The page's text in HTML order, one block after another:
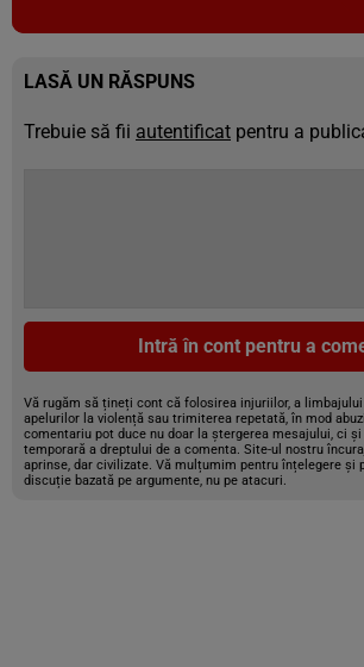
LASĂ UN RĂSPUNS
Trebuie să fii autentificat pentru a
Intră în cont pentru a
Vă rugăm să țineți cont că folosirea injuriilor, a
apelurilor la violență sau trimiterea repetată, în mod
comentariu pot duce nu doar la ștergerea mesajului, ci
temporară a dreptului de a comenta. Site-ul nostru
aprinse, dar civilizate. Vă mulțumim pentru înțelegere și
discuție bazată pe argumente, nu pe atacuri.